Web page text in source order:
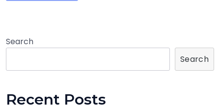
Search
Search
Recent Posts